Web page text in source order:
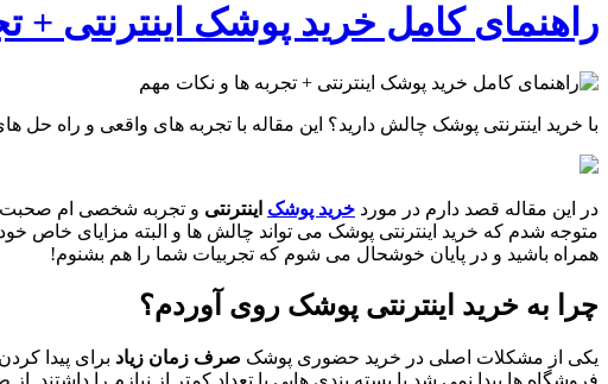
راهنمای کامل خرید پوشک اینترنتی +
با خرید اینترنتی پوشک چالش دارید؟ این مقاله با تجربه های واقعی و راه
در این مقاله قصد دارم در مورد خرید پوشک اینترنتی و تجربه شخصی ام صحبت
متوجه شدم که خرید اینترنتی پوشک می تواند چالش ها و البته مزایای خاص
همراه باشید و در پایان خوشحال می شوم که تجربیات شما را هم بشنوم!
چرا به خرید اینترنتی پوشک روی آوردم؟
یکی از مشکلات اصلی در خرید حضوری پوشک صرف زمان زیاد برای پیدا
فروشگاه ها پیدا نمی شد یا بسته بندی هایی با تعداد کمتر از نیازم را